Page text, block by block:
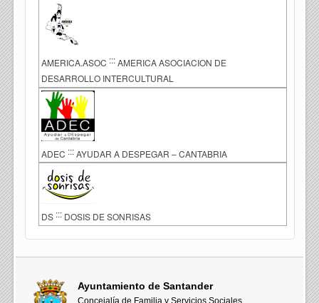
AMERICA.ASOC ::: AMERICA ASOCIACION DE
DESARROLLO INTERCULTURAL
ADEC ::: AYUDAR A DESPEGAR – CANTABRIA
DS ::: DOSIS DE SONRISAS
Ayuntamiento de Santander
Concejalía de Familia y Servicios Sociales